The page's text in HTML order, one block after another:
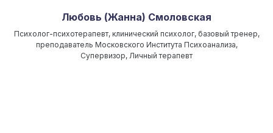
Любовь (Жанна) Смоловская
Психолог-психотерапевт, клинический психолог, базовый тренер,
преподаватель Московского Института Психоанализа,
Супервизор, Личный терапевт